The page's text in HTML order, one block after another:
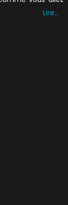
Lire…